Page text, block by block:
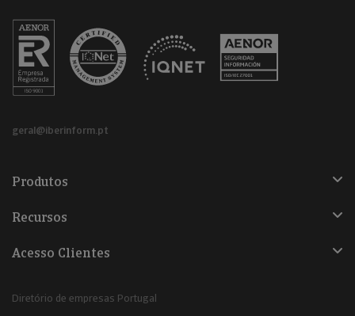
geral@iberinform.pt
Produtos
Recursos
Acesso Clientes
Diretório de empresas Portugal